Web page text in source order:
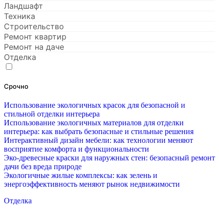
Ландшафт
Техника
Строительство
Ремонт квартир
Ремонт на даче
Отделка
Срочно
Использование экологичных красок для безопасной и
стильной отделки интерьера
Использование экологичных материалов для отделки
интерьера: как выбрать безопасные и стильные решения
Интерактивный дизайн мебели: как технологии меняют
восприятие комфорта и функциональности
Эко-древесные краски для наружных стен: безопасный ремонт
дачи без вреда природе
Экологичные жилые комплексы: как зелень и
энергоэффективность меняют рынок недвижимости
Отделка